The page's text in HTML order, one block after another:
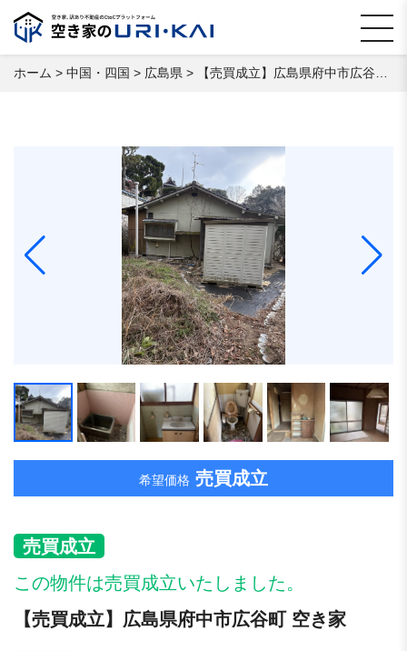
ホーム > 中国・四国 > 広島県 > 【売買成立】広島県府中市広谷町 空き家
希望価格 売買成立
売買成立
この物件は売買成立いたしました。
【売買成立】広島県府中市広谷町 空き家